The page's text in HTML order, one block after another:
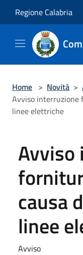
Regione Calabria
Home > Novità >
Avviso interruzione
linee elettriche
causa
linee
Avviso